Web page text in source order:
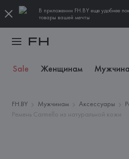
В приложении FH.BY еще удобнее
товары вашей мечты
Sale Женщинам
FH.BY Мужчинам Аксессуары
Ремень Carmello из натуральной кожи